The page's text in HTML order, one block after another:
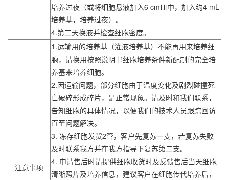
培养过夜（或将细胞悬液加入6 cm皿中，加入约4 mL
培养基，培养过夜）。
4.第二天换液并检查细胞密度。
注意事项
1.运输用的培养基（灌液培养基）不能再用来培养细
胞，请换用按照说明书细胞培养条件新配制的完全培
养基来培养细胞。
2.因运输问题，部分细胞由于温度变化及剧烈碰撞死
亡破碎形成碎片，是正常现象。请及时和我们联系，
告知细胞的具体情况，以便我们的技术人员跟踪回访
直至问题解决。
3. 冻存细胞发货2管，客户先复苏一支，若复苏失败
及时联系我方并在我方指导下复苏第二支。
4. 申请售后时请提供细胞收货时及反馈售后当天细胞
清晰照片及培养信息，建议客户在细胞传代培养后，